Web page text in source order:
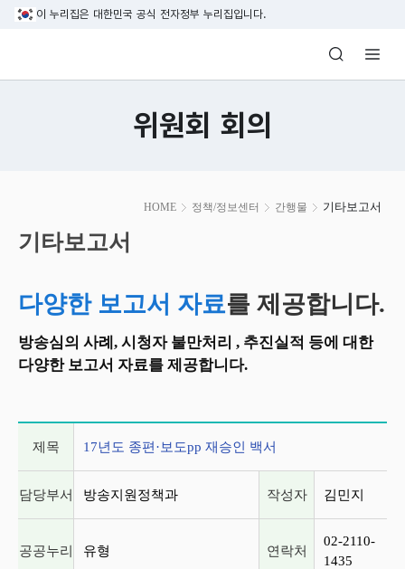
본문 바로가기
이 누리집은 대한민국 공식 전자정부 누리집입니다.
방송미디어통신위원회 Korea Media
위원회 회의
HOME 정책/정보센터 간행물 기타보고서
시
작
기타보고서
다양한 보고서 자료를 제공합니다.
방송심의 사례, 시청자 불만처리 , 추진실적 등에 대한
다양한 보고서 자료를 제공합니다.
제목 17년도 종편·보도pp 재승인 백서
담당부서 방송지원정책과 작성자 김민지
공공누리 유형 연락처
02-2110-
1435